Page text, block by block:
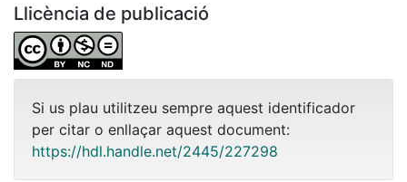
Llicència de publicació
Si us plau utilitzeu sempre aquest identificador
per citar o enllaçar aquest document:
https://hdl.handle.net/2445/227298